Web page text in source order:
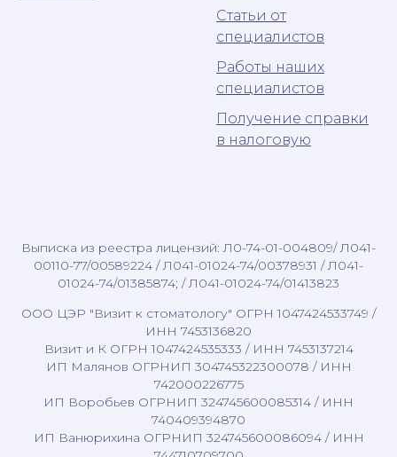
Статьи от
специалистов
Работы наших
специалистов
Получение справки
в налоговую
Выписка из реестра лицензий: Л0-74-01-004809/ Л041-
00110-77/00589224 / Л041-01024-74/00378931 / Л041-
01024-74/01385874; / Л041-01024-74/01413823
ООО ЦЭР "Визит к стоматологу" ОГРН 1047424533749 /
ИНН 7453136820
Визит и К ОГРН 1047424535333 / ИНН 7453137214
ИП Малянов ОГРНИП 304745322300078 / ИНН
742000226775
ИП Воробьев ОГРНИП 324745600085314 / ИНН
740409394870
ИП Ванюрихина ОГРНИП 324745600086094 / ИНН